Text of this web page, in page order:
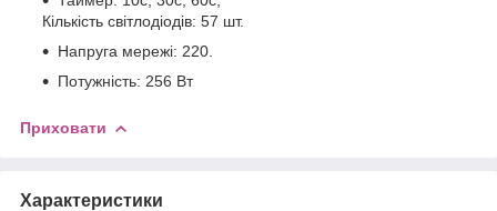
Кількість світлодіодів: 57 шт.
Напруга мережі: 220.
Потужність: 256 Вт
Приховати
Характеристики